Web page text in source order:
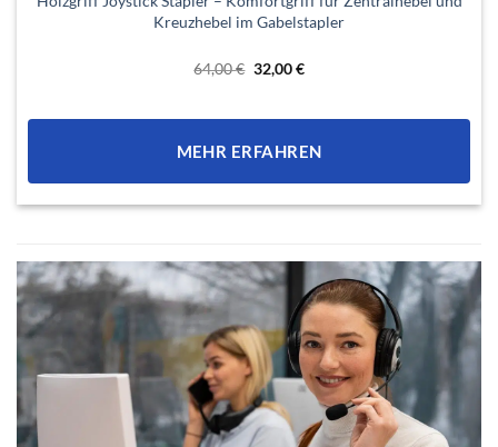
Kreuzhebel im Gabelstapler
64,00€ Ursprünglicher
Preis
32,00€Aktueller
MEHR ERFAHREN